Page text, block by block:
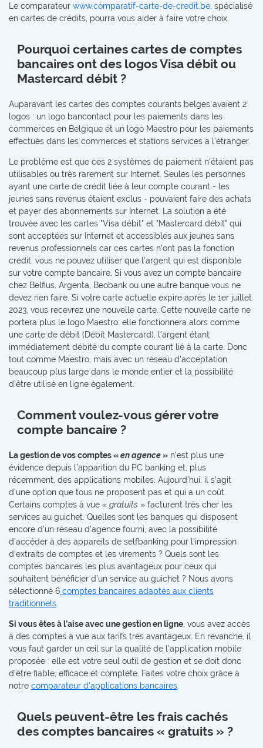
Le comparateur www.comparatif-carte-de-credit.be, spécialisé
en cartes de crédits, pourra vous aider à faire votre choix.
Pourquoi certaines cartes de comptes
bancaires ont des logos Visa débit ou
Mastercard débit ?
Auparavant les cartes des comptes courants belges avaient 2
logos : un logo bancontact pour les paiements dans les
commerces en Belgique et un logo Maestro pour les paiements
effectués dans les commerces et stations services à l'étranger.
Le problème est que ces 2 systèmes de paiement n'étaient pas
utilisables ou très rarement sur Internet. Seules les personnes
ayant une carte de crédit liée à leur compte courant - les
jeunes sans revenus étaient exclus - pouvaient faire des achats
et payer des abonnements sur Internet. La solution a été
trouvée avec les cartes "Visa débit" et "Mastercard débit" qui
sont acceptées sur Internet et accessibles aux jeunes sans
revenus professionnels car ces cartes n'ont pas la fonction
crédit: vous ne pouvez utiliser que l'argent qui est disponible
sur votre compte bancaire. Si vous avez un compte bancaire
chez Belfius, Argenta, Beobank ou une autre banque vous ne
devez rien faire. Si votre carte actuelle expire après le 1er juillet
2023, vous recevrez une nouvelle carte. Cette nouvelle carte ne
portera plus le logo Maestro: elle fonctionnera alors comme
une carte de débit (Débit Mastercard), l'argent étant
immédiatement débité du compte courant lié à la carte. Donc
tout comme Maestro, mais avec un réseau d'acceptation
beaucoup plus large dans le monde entier et la possibilité
d'être utilisé en ligne également.
Comment voulez-vous gérer votre
compte bancaire ?
La gestion de vos comptes «en agence» n’est plus une
évidence depuis l’apparition du PC banking et, plus
récemment, des applications mobiles. Aujourd’hui, il s’agit
d’une option que tous ne proposent pas et qui a un coût.
Certains comptes à vue « gratuits » facturent très cher les
services au guichet. Quelles sont les banques qui disposent
encore d’un réseau d’agence fourni, avec la possibilité
d’accéder à des appareils de selfbanking pour l’impression
d’extraits de comptes et les virements ? Quels sont les
comptes bancaires les plus avantageux pour ceux qui
souhaitent bénéficier d’un service au guichet ? Nous avons
sélectionné 6 comptes bancaires adaptés aux clients
traditionnels
Si vous êtes à l’aise avec une gestion en ligne, vous avez accès
à des comptes à vue aux tarifs très avantageux. En revanche, il
vous faut garder un œil sur la qualité de l’application mobile
proposée : elle est votre seul outil de gestion et se doit donc
d’être fiable, efficace et complète. Faites votre choix grâce à
notre comparateur d’applications bancaires.
Quels peuvent-être les frais cachés
des comptes bancaires « gratuits » ?